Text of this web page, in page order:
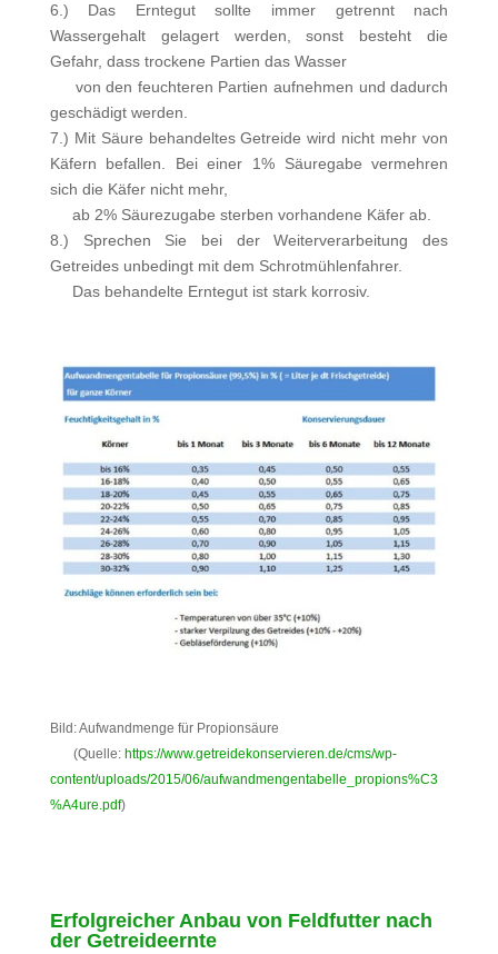
6.) Das Erntegut sollte immer getrennt nach
Wassergehalt gelagert werden, sonst besteht die
Gefahr, dass trockene Partien das Wasser
von den feuchteren Partien aufnehmen und dadurch
geschädigt werden.
7.) Mit Säure behandeltes Getreide wird nicht mehr von
Käfern befallen. Bei einer 1% Säuregabe vermehren
sich die Käfer nicht mehr,
ab 2% Säurezugabe sterben vorhandene Käfer ab.
8.) Sprechen Sie bei der Weiterverarbeitung des
Getreides unbedingt mit dem Schrotmühlenfahrer.
Das behandelte Erntegut ist stark korrosiv.
Bild: Aufwandmenge für Propionsäure
(Quelle: https://www.getreidekonservieren.de/cms/wp-
content/uploads/2015/06/aufwandmengentabelle_propions%C3
%A4ure.pdf)
Erfolgreicher Anbau von Feldfutter nach
der Getreideernte